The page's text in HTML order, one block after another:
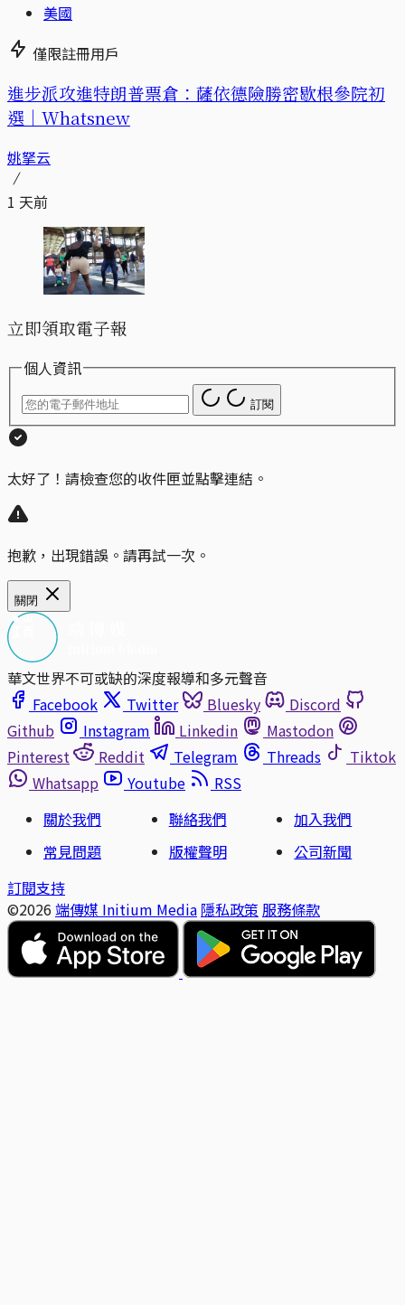
美國
僅限註冊用戶
進步派攻進特朗普票倉：薩依德險勝密歇根參院初
選｜Whatsnew
姚拏云
1 天前
立即領取電子報
個人資訊
訂閱
太好了！請檢查您的收件匣並點擊連結。
抱歉，出現錯誤。請再試一次。
關閉
華文世界不可或缺的深度報導和多元聲音
Facebook
Twitter Bluesky
Discord
Github
Instagram Linkedin
Mastodon
Pinterest
Reddit Telegram Threads
Tiktok
Whatsapp
Youtube
RSS
關於我們
聯絡我們
加入我們
常見問題
版權聲明
公司新聞
訂閱支持
©2026 端傳媒 Initium Media 隱私政策 服務條款